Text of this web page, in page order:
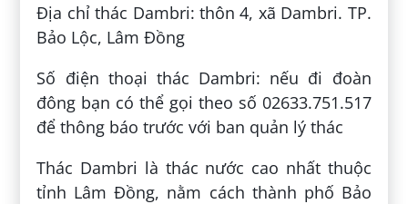
Địa chỉ thác Dambri: thôn 4, xã Dambri. TP.
Bảo Lộc, Lâm Đồng
Số điện thoại thác Dambri: nếu đi đoàn
đông bạn có thể gọi theo số 02633.751.517
để thông báo trước với ban quản lý thác
Thác Dambri là thác nước cao nhất thuộc
tỉnh Lâm Đồng, nằm cách thành phố Bảo